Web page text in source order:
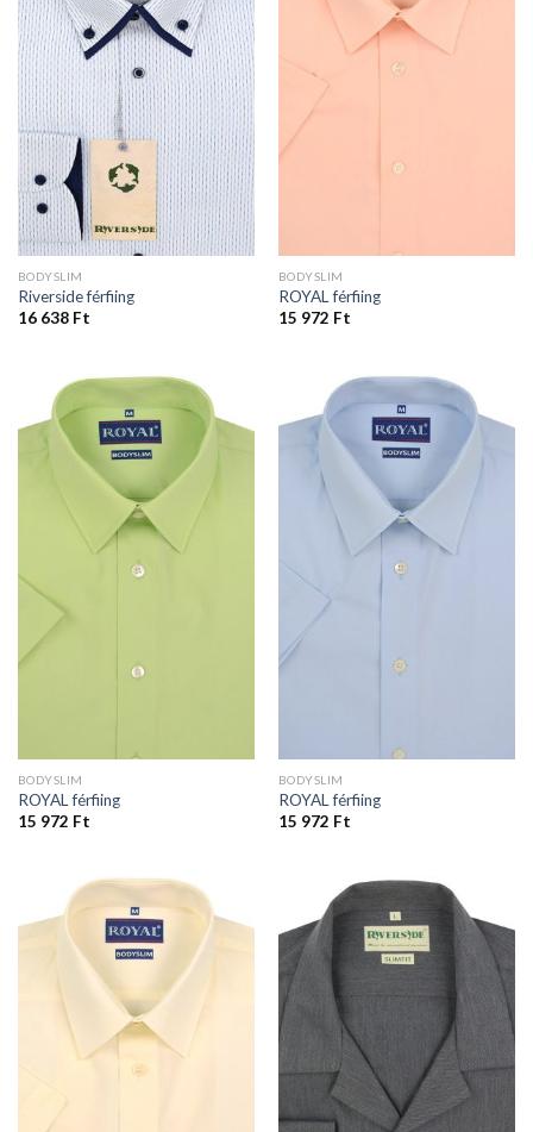
BODYSLIM
Riverside férfiing
16 638 Ft
BODYSLIM
ROYAL férfiing
15 972 Ft
BODYSLIM
ROYAL férfiing
15 972 Ft
BODYSLIM
ROYAL férfiing
15 972 Ft